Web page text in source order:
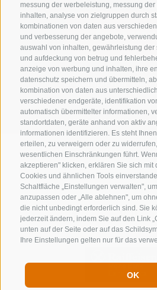
messung der werbeleistung, messung
inhalten, analyse von zielgruppen durch
kombinationen von daten aus
und verbesserung der angebote,
auswahl von inhalten, gewährleistung
und aufdeckung von betrug und
anzeige von werbung und inhalten, ihre
datenschutz speichern und übermitteln,
kombination von daten aus
verschiedener endgeräte, identifikation
automatisch übermittelter informationen,
standortdaten, geräte anhand von aktiv
informationen identifizieren. Es steht
erteilen, zu verweigern oder zu
wesentlichen Einschränkungen führt.
akzeptieren" klicken, erklären Sie sich mit
Cookies und ähnlichen Tools
Schaltfläche „Einstellungen verwalten",
anzupassen oder „Alle ablehnen", um
die nicht unbedingt erforderlich sind. Sie
jederzeit ändern, indem Sie auf den Link
unten auf der Seite oder auf das
Ihre Einstellungen gelten nur für das
OK
Suche
zur kompletten